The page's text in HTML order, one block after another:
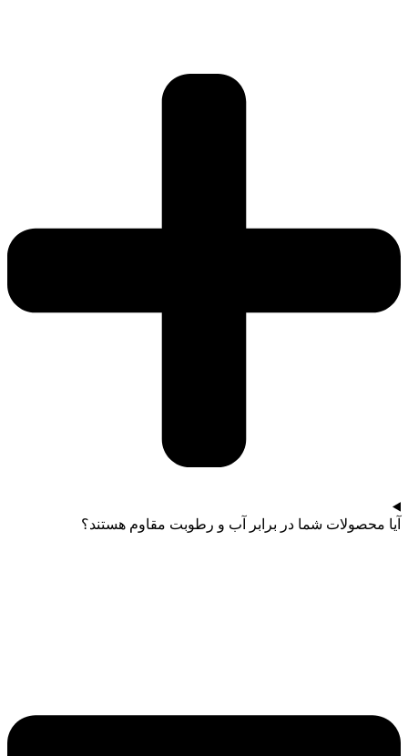
آیا محصولات شما در برابر آب و رطوبت مقاوم هستند؟